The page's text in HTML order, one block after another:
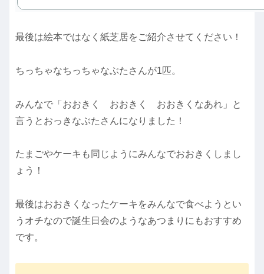
最後は絵本ではなく紙芝居をご紹介させてください！
ちっちゃなちっちゃなぶたさんが1匹。
みんなで「おおきく おおきく おおきくなあれ」と
言うとおっきなぶたさんになりました！
たまごやケーキも同じようにみんなでおおきくしまし
ょう！
最後はおおきくなったケーキをみんなで食べようとい
うオチなので誕生日会のようなあつまりにもおすすめ
です。